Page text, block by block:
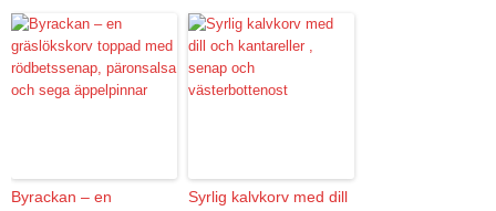
Byrackan – en
Syrlig kalvkorv med dill